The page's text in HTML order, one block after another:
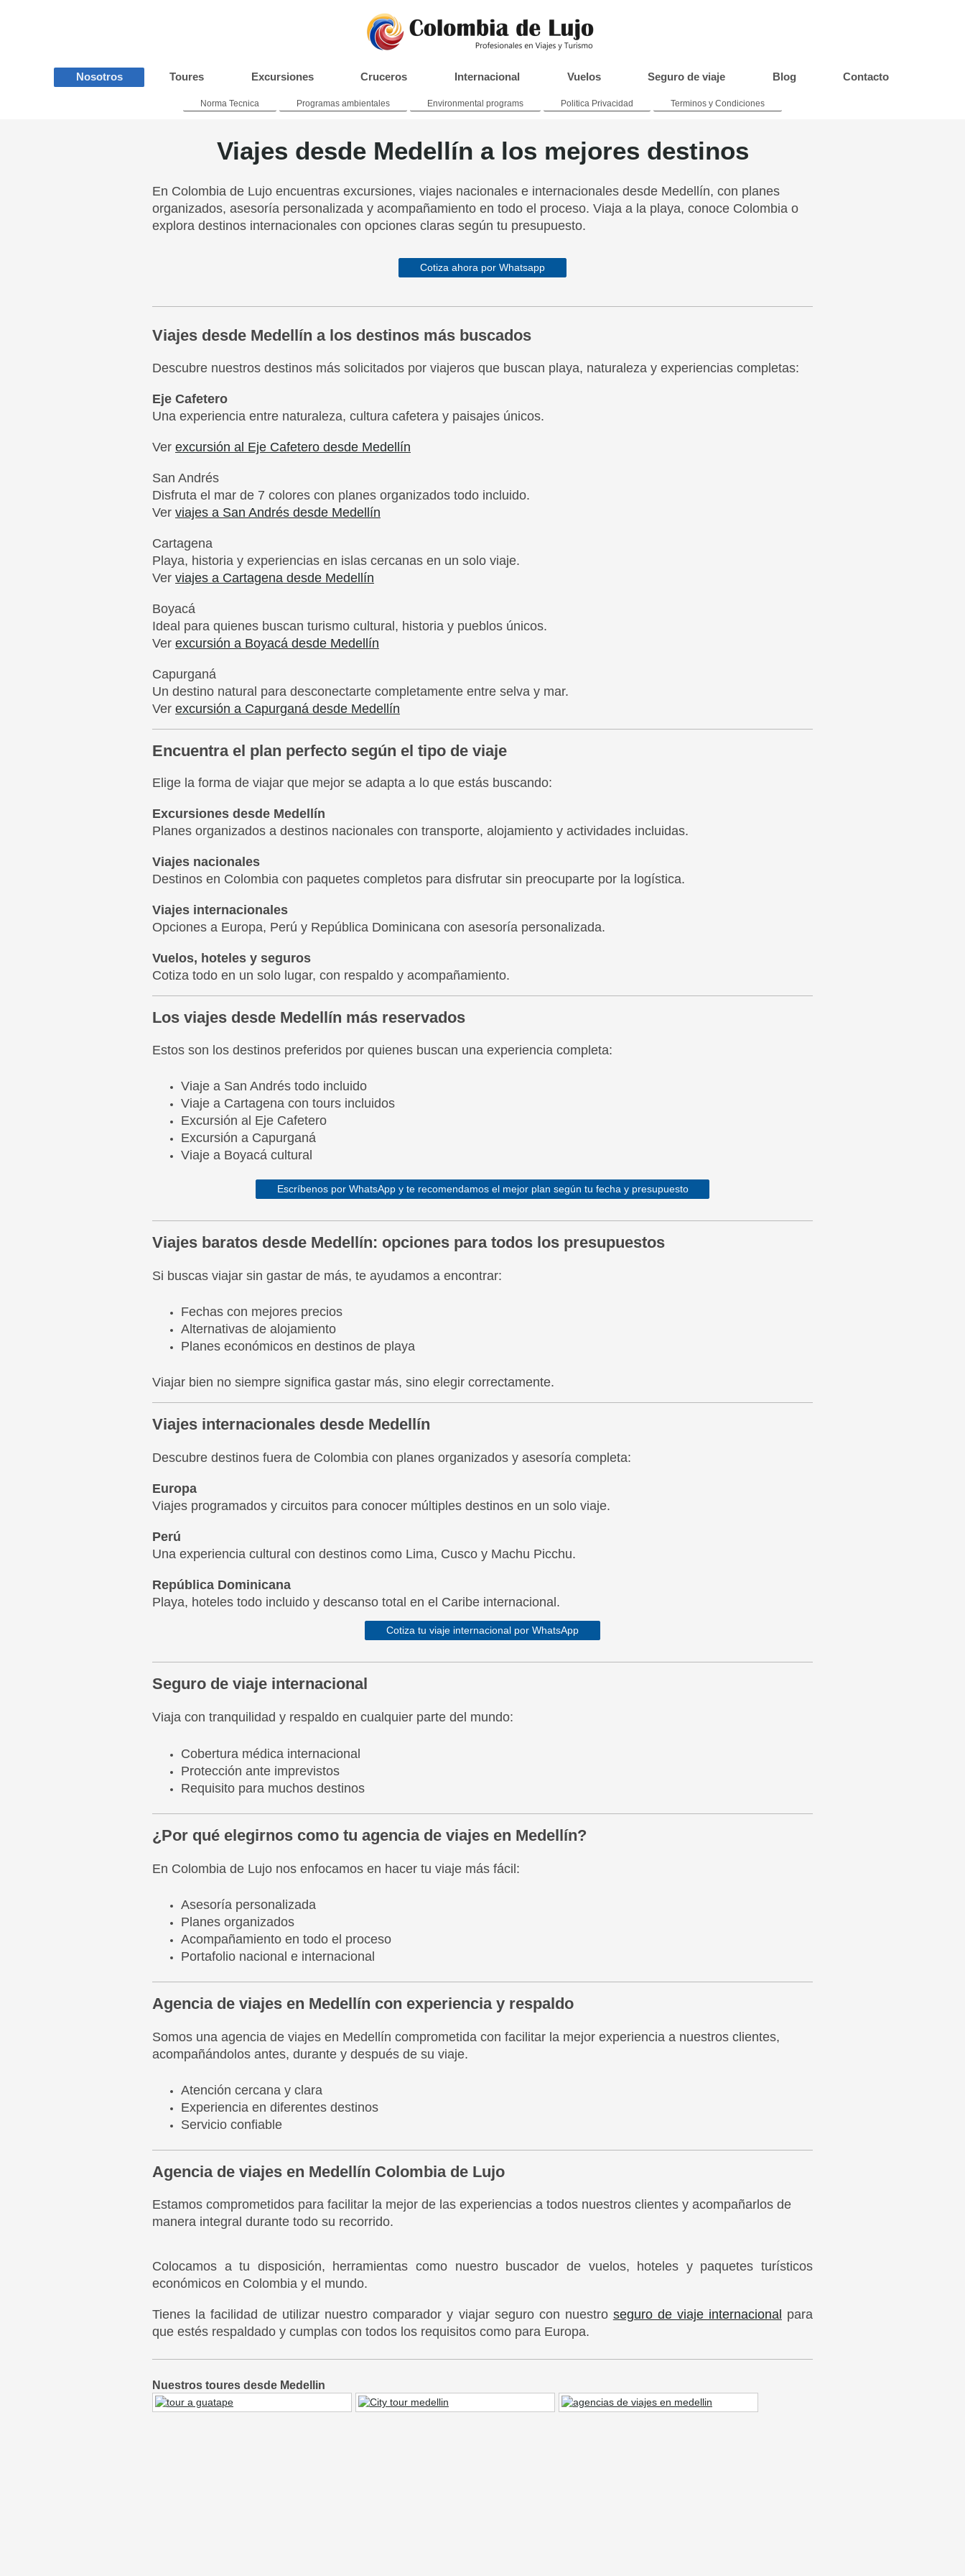
Nosotros Toures Excursiones Cruceros Internacional Vuelos Seguro de viaje Blog Contacto
Norma Tecnica Programas ambientales Environmental programs Politica Privacidad Terminos y Condiciones
Viajes desde Medellín a los mejores destinos
En Colombia de Lujo encuentras excursiones, viajes nacionales e internacionales desde Medellín, con planes
organizados, asesoría personalizada y acompañamiento en todo el proceso. Viaja a la playa, conoce Colombia o
explora destinos internacionales con opciones claras según tu presupuesto.
Cotiza ahora por Whatsapp
Viajes desde Medellín a los destinos más buscados
Descubre nuestros destinos más solicitados por viajeros que buscan playa, naturaleza y experiencias completas:
Eje Cafetero
Una experiencia entre naturaleza, cultura cafetera y paisajes únicos.
Ver excursión al Eje Cafetero desde Medellín
San Andrés
Disfruta el mar de 7 colores con planes organizados todo incluido.
Ver viajes a San Andrés desde Medellín
Cartagena
Playa, historia y experiencias en islas cercanas en un solo viaje.
Ver viajes a Cartagena desde Medellín
Boyacá
Ideal para quienes buscan turismo cultural, historia y pueblos únicos.
Ver excursión a Boyacá desde Medellín
Capurganá
Un destino natural para desconectarte completamente entre selva y mar.
Ver excursión a Capurganá desde Medellín
Encuentra el plan perfecto según el tipo de viaje
Elige la forma de viajar que mejor se adapta a lo que estás buscando:
Excursiones desde Medellín
Planes organizados a destinos nacionales con transporte, alojamiento y actividades incluidas.
Viajes nacionales
Destinos en Colombia con paquetes completos para disfrutar sin preocuparte por la logística.
Viajes internacionales
Opciones a Europa, Perú y República Dominicana con asesoría personalizada.
Vuelos, hoteles y seguros
Cotiza todo en un solo lugar, con respaldo y acompañamiento.
Los viajes desde Medellín más reservados
Estos son los destinos preferidos por quienes buscan una experiencia completa:
Viaje a San Andrés todo incluido
Viaje a Cartagena con tours incluidos
Excursión al Eje Cafetero
Excursión a Capurganá
Viaje a Boyacá cultural
Escríbenos por WhatsApp y te recomendamos el mejor plan según tu fecha y presupuesto
Viajes baratos desde Medellín: opciones para todos los presupuestos
Si buscas viajar sin gastar de más, te ayudamos a encontrar:
Fechas con mejores precios
Alternativas de alojamiento
Planes económicos en destinos de playa
Viajar bien no siempre significa gastar más, sino elegir correctamente.
Viajes internacionales desde Medellín
Descubre destinos fuera de Colombia con planes organizados y asesoría completa:
Europa
Viajes programados y circuitos para conocer múltiples destinos en un solo viaje.
Perú
Una experiencia cultural con destinos como Lima, Cusco y Machu Picchu.
República Dominicana
Playa, hoteles todo incluido y descanso total en el Caribe internacional.
Cotiza tu viaje internacional por WhatsApp
Seguro de viaje internacional
Viaja con tranquilidad y respaldo en cualquier parte del mundo:
Cobertura médica internacional
Protección ante imprevistos
Requisito para muchos destinos
¿Por qué elegirnos como tu agencia de viajes en Medellín?
En Colombia de Lujo nos enfocamos en hacer tu viaje más fácil:
Asesoría personalizada
Planes organizados
Acompañamiento en todo el proceso
Portafolio nacional e internacional
Agencia de viajes en Medellín con experiencia y respaldo
Somos una agencia de viajes en Medellín comprometida con facilitar la mejor experiencia a nuestros clientes,
acompañándolos antes, durante y después de su viaje.
Atención cercana y clara
Experiencia en diferentes destinos
Servicio confiable
Agencia de viajes en Medellín Colombia de Lujo
Estamos comprometidos para facilitar la mejor de las experiencias a todos nuestros clientes y acompañarlos de
manera integral durante todo su recorrido.
Colocamos a tu disposición, herramientas como nuestro buscador de vuelos, hoteles y paquetes turísticos
económicos en Colombia y el mundo.
Tienes la facilidad de utilizar nuestro comparador y viajar seguro con nuestro seguro de viaje internacional para
que estés respaldado y cumplas con todos los requisitos como para Europa.
Nuestros toures desde Medellin